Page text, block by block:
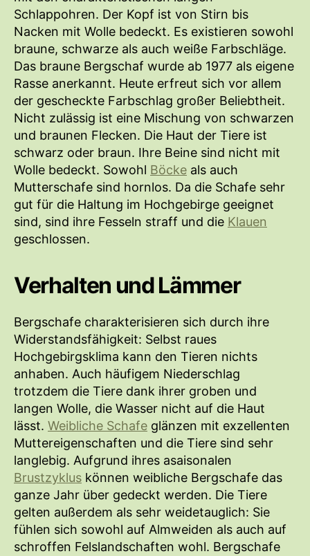
Schlappohren. Der Kopf ist von Stirn bis
Nacken mit Wolle bedeckt. Es existieren sowohl
braune, schwarze als auch weiße Farbschläge.
Das braune Bergschaf wurde ab 1977 als eigene
Rasse anerkannt. Heute erfreut sich vor allem
der gescheckte Farbschlag großer Beliebtheit.
Nicht zulässig ist eine Mischung von schwarzen
und braunen Flecken. Die Haut der Tiere ist
schwarz oder braun. Ihre Beine sind nicht mit
Wolle bedeckt. Sowohl Böcke als auch
Mutterschafe sind hornlos. Da die Schafe sehr
gut für die Haltung im Hochgebirge geeignet
sind, sind ihre Fesseln straff und die Klauen
geschlossen.
Verhalten und Lämmer
Bergschafe charakterisieren sich durch ihre
Widerstandsfähigkeit: Selbst raues
Hochgebirgsklima kann den Tieren nichts
anhaben. Auch häufigem Niederschlag
trotzdem die Tiere dank ihrer groben und
langen Wolle, die Wasser nicht auf die Haut
lässt. Weibliche Schafe glänzen mit exzellenten
Muttereigenschaften und die Tiere sind sehr
langlebig. Aufgrund ihres asaisonalen
Brustzyklus können weibliche Bergschafe das
ganze Jahr über gedeckt werden. Die Tiere
gelten außerdem als sehr weidetauglich: Sie
fühlen sich sowohl auf Almweiden als auch auf
schroffen Felslandschaften wohl. Bergschafe